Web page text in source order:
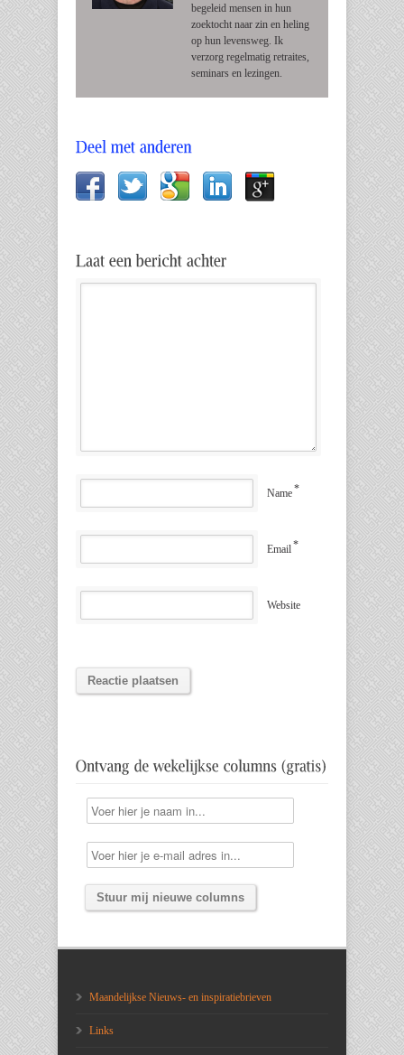
begeleid mensen in hun
zoektocht naar zin en heling
op hun levensweg. Ik
verzorg regelmatig retraites,
seminars en lezingen.
Name*
Email*
Website
Maandelijkse Nieuws- en inspiratiebrieven
Links